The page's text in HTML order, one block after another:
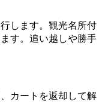
します。観光名所付
す。追い越しや勝手
カートを返却して解